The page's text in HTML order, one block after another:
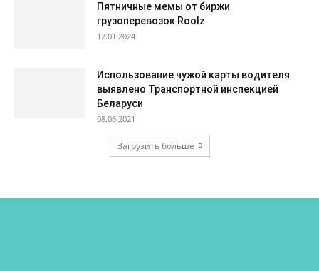
Пятничные мемы от биржи
грузоперевозок Roolz
12.01.2024
Использование чужой карты водителя
выявлено Транспортной инспекцией
Беларуси
08.06.2021
Загрузить больше